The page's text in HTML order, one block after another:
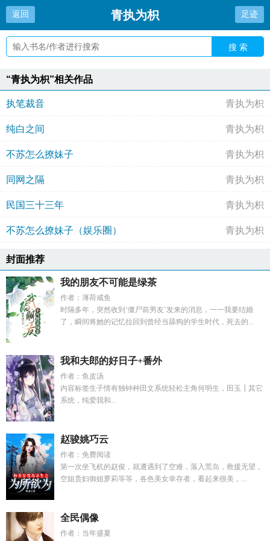
返回 青执为枳 足迹
搜 索
“青执为枳”相关作品
执笔裁音 青执为枳
纯白之间 青执为枳
不苏怎么撩妹子 青执为枳
同网之隔 青执为枳
民国三十三年 青执为枳
不苏怎么撩妹子（娱乐圈） 青执为枳
封面推荐
我的朋友不可能是绿茶
作者：薄荷咸鱼
时隔多年，突然收到‘僵尸前男友’发来的消息，一一我要结婚
了，瞬间将她的记忆拉回到曾经当舔狗的学生时代，死去的...
我和夫郎的好日子+番外
作者：鱼皮汤
内容标签生子情有独钟种田文系统轻松主角何明生，田玉┃其它
系统，纯爱我和...
赵骏姚巧云
作者：免费阅读
第一次坐飞机的赵俊，就遭遇到了空难，落入荒岛，救援无望，
空姐贵妇御姐萝莉等等，各色美女幸存者，看起来很美，...
全民偶像
作者：当年盛夏